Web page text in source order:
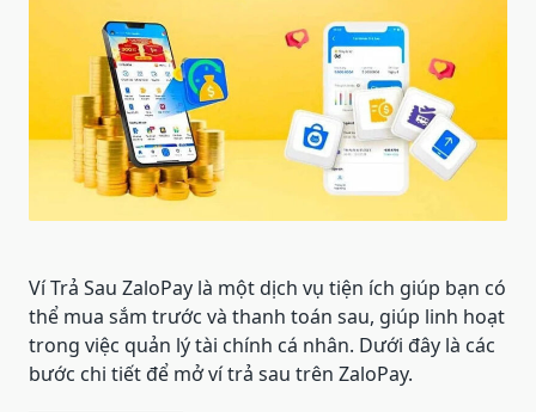
Ví Trả Sau ZaloPay là một dịch vụ tiện ích giúp bạn có
thể mua sắm trước và thanh toán sau, giúp linh hoạt
trong việc quản lý tài chính cá nhân. Dưới đây là các
bước chi tiết để mở ví trả sau trên ZaloPay.